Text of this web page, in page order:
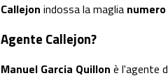
Callejon indossa la maglia
Agente Callejon?
Manuel Garcia Quillon è l'agente